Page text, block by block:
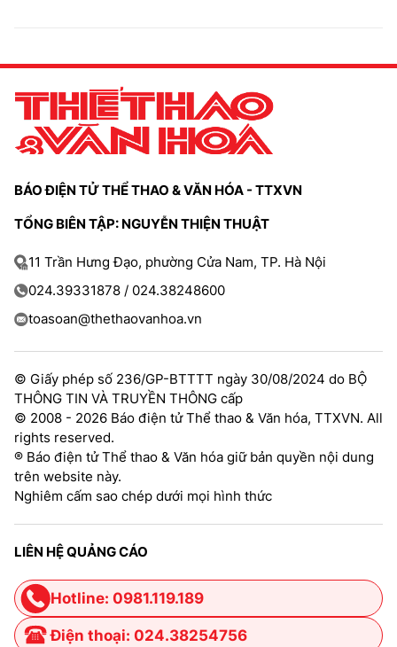
BÁO ĐIỆN TỬ THỂ THAO & VĂN HÓA - TTXVN
TỔNG BIÊN TẬP: NGUYỄN THIỆN THUẬT
11 Trần Hưng Đạo, phường Cửa Nam, TP. Hà Nội
024.39331878 / 024.38248600
toasoan@thethaovanhoa.vn
© Giấy phép số 236/GP-BTTTT ngày 30/08/2024 do BỘ
THÔNG TIN VÀ TRUYỀN THÔNG cấp
© 2008 - 2026 Báo điện tử Thể thao & Văn hóa, TTXVN. All
rights reserved.
® Báo điện tử Thể thao & Văn hóa giữ bản quyền nội dung
trên website này.
Nghiêm cấm sao chép dưới mọi hình thức
LIÊN HỆ QUẢNG CÁO
Hotline: 0981.119.189
Điện thoại: 024.38254756